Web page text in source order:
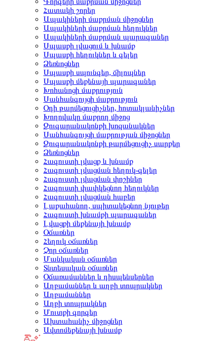
Հատակի շորեր
Ապակիների մաքրման միջոցներ
Ապակիների մաքրման հեղուկներ
Ապակիների մաքրման պարագաներ
Սպասքի լվացում և խնամք
Սպասքի հեղուկներ և գելեր
Ձեռնոցներ
Սպասքի սպունգեր, ճիլոպներ
Սպասքի մեքենայի պարագաներ
Խոհանոցի մաքրություն
Սանհանգույցի մաքրություն
Օդի թարմեցուցիչներ, հոտակլանիչներ
Խողովակը մաքրող միջոց
Զուգարանակոնքի խոզանակներ
Սանհանգույցի մաքրության միջոցներ
Զուգարանակոնքի թարմեցուցիչ սարքեր
Ձեռնոցներ
Հագուստի լվացք և խնամք
Հագուստի լվացման հեղուկ-գելեր
Հագուստի լվացման փոշիներ
Հագուստի փափկեցնող հեղուկներ
Հագուստի լվացման հաբեր
Լաքահանող, սպիտակեցնող նյութեր
Հագուստի խնամքի պարագաներ
Լվացքի մեքենայի խնամք
Օճառներ
Հեղուկ օճառներ
Չոր օճառներ
Մանկական օճառներ
Տնտեսական օճառներ
Օճառամաններ և դիսպենսերներ
Աղբամաններ և աղբի տոպրակներ
Աղբամաններ
Աղբի տոպրակներ
Մուտքի գորգեր
Ախտահանիչ միջոցներ
Ավտոմեքենայի խնամք